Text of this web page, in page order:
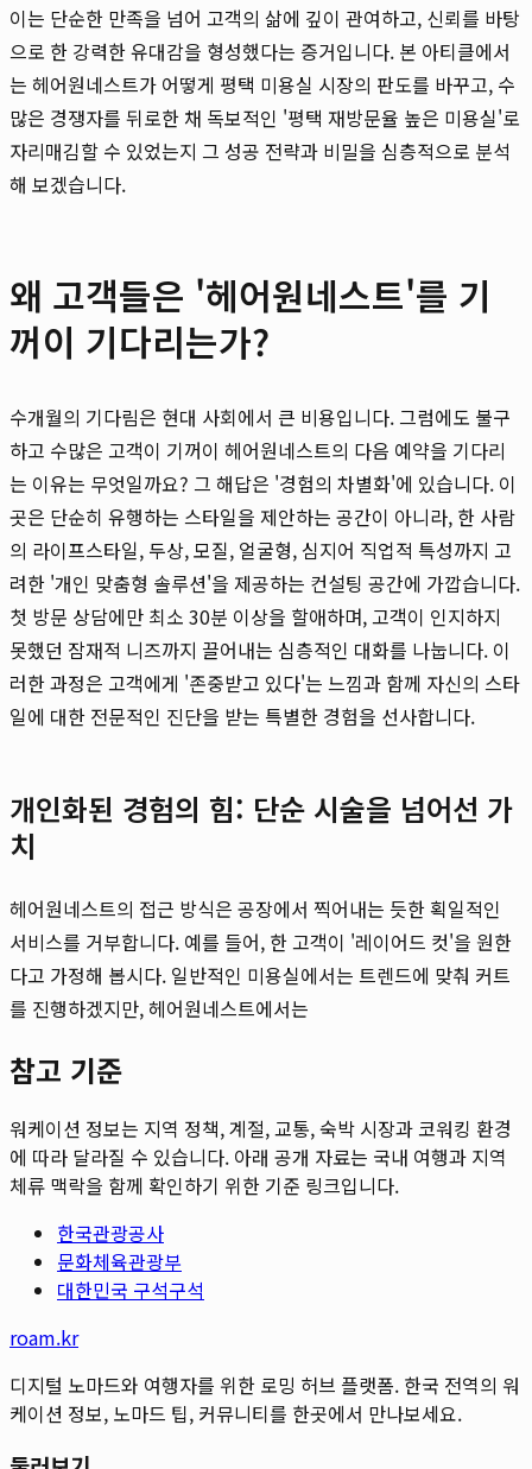
이는 단순한 만족을 넘어 고객의 삶에 깊이 관여하고, 신뢰를 바탕
으로 한 강력한 유대감을 형성했다는 증거입니다. 본 아티클에서
는 헤어원네스트가 어떻게 평택 미용실 시장의 판도를 바꾸고, 수
많은 경쟁자를 뒤로한 채 독보적인 '평택 재방문율 높은 미용실'로
자리매김할 수 있었는지 그 성공 전략과 비밀을 심층적으로 분석
해 보겠습니다.
왜 고객들은 '헤어원네스트'를 기
꺼이 기다리는가?
수개월의 기다림은 현대 사회에서 큰 비용입니다. 그럼에도 불구
하고 수많은 고객이 기꺼이 헤어원네스트의 다음 예약을 기다리
는 이유는 무엇일까요? 그 해답은 '경험의 차별화'에 있습니다. 이
곳은 단순히 유행하는 스타일을 제안하는 공간이 아니라, 한 사람
의 라이프스타일, 두상, 모질, 얼굴형, 심지어 직업적 특성까지 고
려한 '개인 맞춤형 솔루션'을 제공하는 컨설팅 공간에 가깝습니다.
첫 방문 상담에만 최소 30분 이상을 할애하며, 고객이 인지하지
못했던 잠재적 니즈까지 끌어내는 심층적인 대화를 나눕니다. 이
러한 과정은 고객에게 '존중받고 있다'는 느낌과 함께 자신의 스타
일에 대한 전문적인 진단을 받는 특별한 경험을 선사합니다.
개인화된 경험의 힘: 단순 시술을 넘어선 가
치
헤어원네스트의 접근 방식은 공장에서 찍어내는 듯한 획일적인
서비스를 거부합니다. 예를 들어, 한 고객이 '레이어드 컷'을 원한
다고 가정해 봅시다. 일반적인 미용실에서는 트렌드에 맞춰 커트
를 진행하겠지만, 헤어원네스트에서는
참고 기준
워케이션 정보는 지역 정책, 계절, 교통, 숙박 시장과 코워킹 환경
에 따라 달라질 수 있습니다. 아래 공개 자료는 국내 여행과 지역
체류 맥락을 함께 확인하기 위한 기준 링크입니다.
한국관광공사
문화체육관광부
대한민국 구석구석
roam.kr
디지털 노마드와 여행자를 위한 로밍 허브 플랫폼. 한국 전역의 워
케이션 정보, 노마드 팁, 커뮤니티를 한곳에서 만나보세요.